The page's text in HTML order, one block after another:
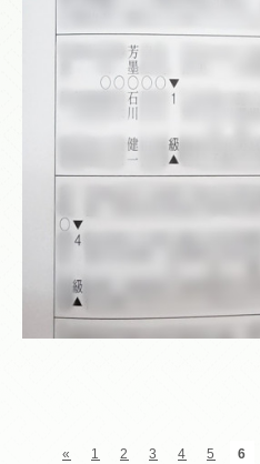
« 1 2 3 4 5 6